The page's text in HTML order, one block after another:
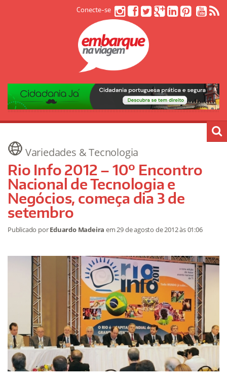
Conecte-se
Variedades & Tecnologia
Rio Info 2012 – 10º Encontro
Nacional de Tecnologia e
Negócios, começa dia 3 de
setembro
Publicado porEduardo Madeira em29 de agosto de 2012às 01:06